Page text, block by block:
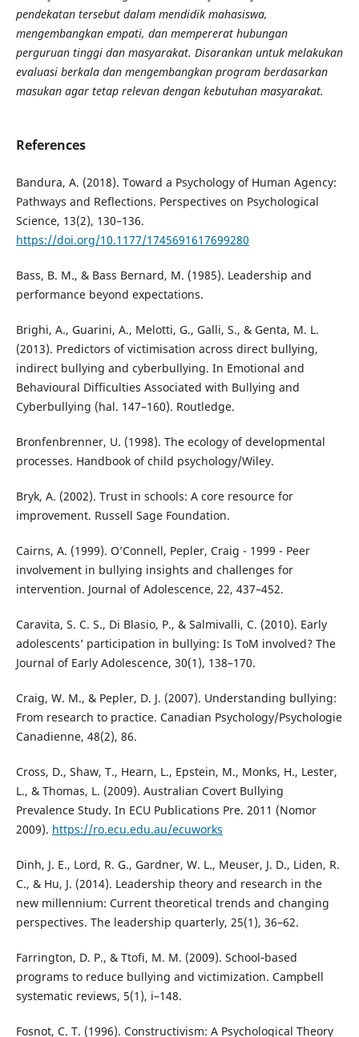
pendekatan tersebut dalam mendidik mahasiswa,
mengembangkan empati, dan mempererat hubungan
perguruan tinggi dan masyarakat. Disarankan untuk melakukan
evaluasi berkala dan mengembangkan program berdasarkan
masukan agar tetap relevan dengan kebutuhan masyarakat.
References
Bandura, A. (2018). Toward a Psychology of Human Agency:
Pathways and Reflections. Perspectives on Psychological
Science, 13(2), 130–136.
https://doi.org/10.1177/1745691617699280
Bass, B. M., & Bass Bernard, M. (1985). Leadership and
performance beyond expectations.
Brighi, A., Guarini, A., Melotti, G., Galli, S., & Genta, M. L.
(2013). Predictors of victimisation across direct bullying,
indirect bullying and cyberbullying. In Emotional and
Behavioural Difficulties Associated with Bullying and
Cyberbullying (hal. 147–160). Routledge.
Bronfenbrenner, U. (1998). The ecology of developmental
processes. Handbook of child psychology/Wiley.
Bryk, A. (2002). Trust in schools: A core resource for
improvement. Russell Sage Foundation.
Cairns, A. (1999). O’Connell, Pepler, Craig - 1999 - Peer
involvement in bullying insights and challenges for
intervention. Journal of Adolescence, 22, 437–452.
Caravita, S. C. S., Di Blasio, P., & Salmivalli, C. (2010). Early
adolescents’ participation in bullying: Is ToM involved? The
Journal of Early Adolescence, 30(1), 138–170.
Craig, W. M., & Pepler, D. J. (2007). Understanding bullying:
From research to practice. Canadian Psychology/Psychologie
Canadienne, 48(2), 86.
Cross, D., Shaw, T., Hearn, L., Epstein, M., Monks, H., Lester,
L., & Thomas, L. (2009). Australian Covert Bullying
Prevalence Study. In ECU Publications Pre. 2011 (Nomor
2009). https://ro.ecu.edu.au/ecuworks
Dinh, J. E., Lord, R. G., Gardner, W. L., Meuser, J. D., Liden, R.
C., & Hu, J. (2014). Leadership theory and research in the
new millennium: Current theoretical trends and changing
perspectives. The leadership quarterly, 25(1), 36–62.
Farrington, D. P., & Ttofi, M. M. (2009). School‐based
programs to reduce bullying and victimization. Campbell
systematic reviews, 5(1), i–148.
Fosnot, C. T. (1996). Constructivism: A Psychological Theory